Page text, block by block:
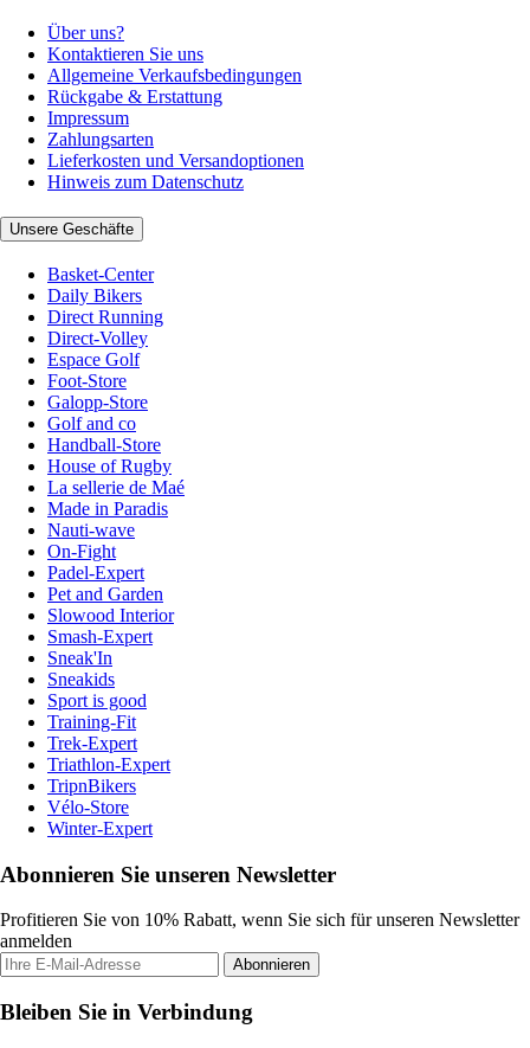
Über uns?
Kontaktieren Sie uns
Allgemeine Verkaufsbedingungen
Rückgabe & Erstattung
Impressum
Zahlungsarten
Lieferkosten und Versandoptionen
Hinweis zum Datenschutz
Unsere Geschäfte
Basket-Center
Daily Bikers
Direct Running
Direct-Volley
Espace Golf
Foot-Store
Galopp-Store
Golf and co
Handball-Store
House of Rugby
La sellerie de Maé
Made in Paradis
Nauti-wave
On-Fight
Padel-Expert
Pet and Garden
Slowood Interior
Smash-Expert
Sneak'In
Sneakids
Sport is good
Training-Fit
Trek-Expert
Triathlon-Expert
TripnBikers
Vélo-Store
Winter-Expert
Abonnieren Sie unseren Newsletter
Profitieren Sie von 10% Rabatt, wenn Sie sich für unseren Newsletter
anmelden
Abonnieren
Bleiben Sie in Verbindung